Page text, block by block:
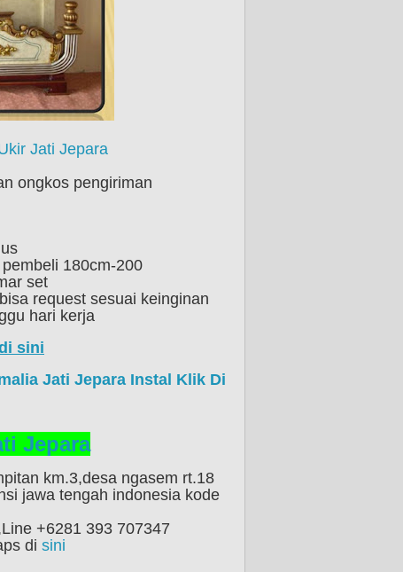
Jati Jepara
ongkos pengiriman
180cm-200
set
request sesuai keinginan
hari kerja
sini
Jati Jepara Instal Klik Di
Jepara
km.3,desa ngasem rt.18
jawa tengah indonesia kode
+6281 393 707347
di sini